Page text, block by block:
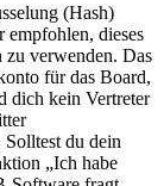
(Hash)
empfohlen, dieses
zu verwenden. Das
für das Board,
dich kein Vertreter
Solltest du dein
„Ich habe